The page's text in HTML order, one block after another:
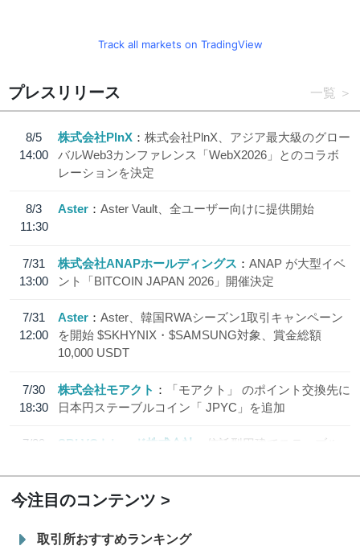
Track all markets on TradingView
プレスリリース 一覧
8/5
14:00
株式会社PlnX
株式会社PlnX、アジア最大級のグロー
バルWeb3カンファレンス「WebX2026」とのコラボ
レーションを決定
8/3
11:30
Aster Aster Vault、全ユーザー向けに提供開始
7/31
13:00
株式会社ANAPホールディングス
ANAP が大型イベ
ント「BITCOIN JAPAN 2026」開催決定
7/31
12:00
Aster
Aster、韓国RWAシーズン1取引キャンペーン
を開始 $SKHYNIX・$SAMSUNG対象、賞金総額
10,000 USDT
7/30
18:30
株式会社モアクト
「モアクト」 のポイント交換先に
日本円ステーブルコイン「 JPYC」を追加
7/29
SBI VCトレード株式会社
信託型円建てステーブル
今注目のコンテンツ
取引所おすすめランキング